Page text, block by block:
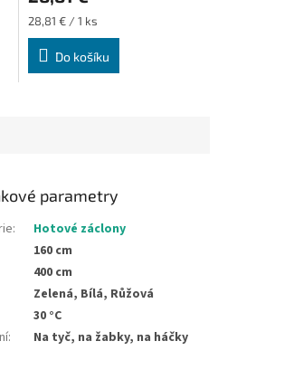
Měrná
cena:
28,81 € / 1 ks
Do košíku
parametry
:
Hotové záclony
160 cm
400 cm
Zelená, Bílá, Růžová
30 °C
: Na tyč, na žabky, na háčky